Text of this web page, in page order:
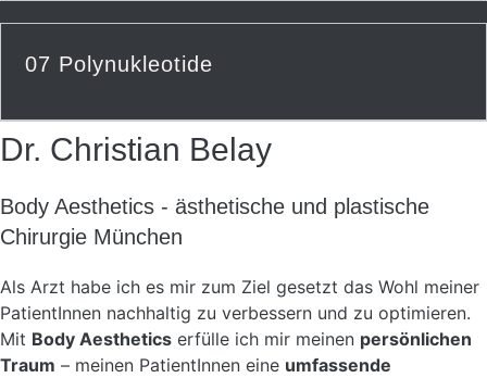
07 Polynukleotide
Dr. Christian Belay
Body Aesthetics - ästhetische und plastische
Chirurgie München
Als Arzt habe ich es mir zum Ziel gesetzt das Wohl meiner
PatientInnen nachhaltig zu verbessern und zu optimieren.
Mit Body Aesthetics erfülle ich mir meinen persönlichen
Traum – meinen PatientInnen eine umfassende